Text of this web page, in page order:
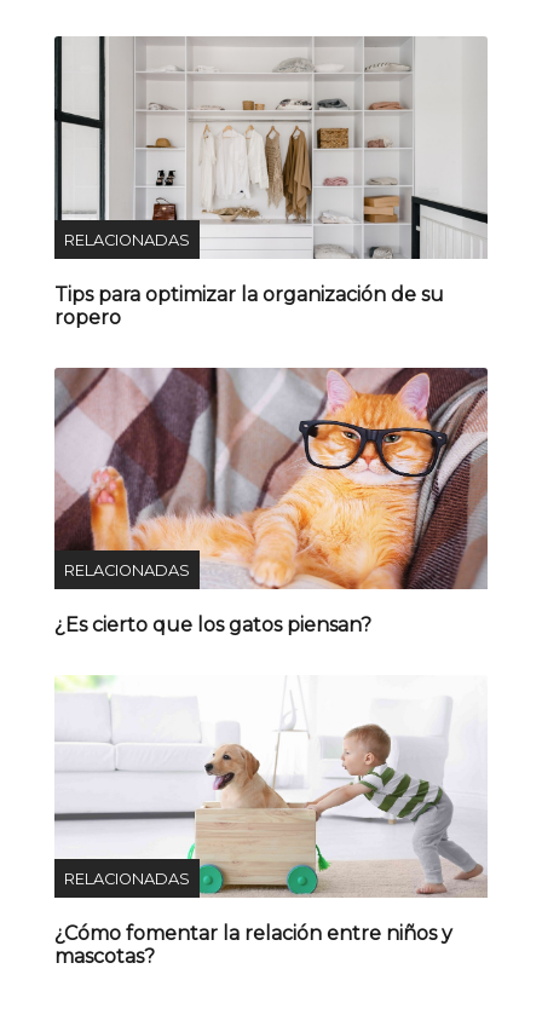
RELACIONADAS
Tips para optimizar la organización de su
ropero
RELACIONADAS
¿Es cierto que los gatos piensan?
RELACIONADAS
¿Cómo fomentar la relación entre niños y
mascotas?